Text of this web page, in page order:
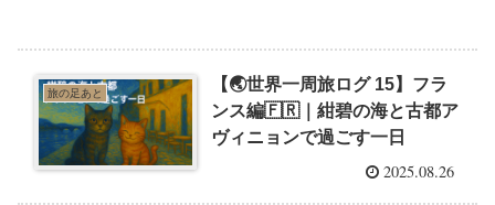
旅の足あと
【🌏世界一周旅ログ 15】フラ
ンス編🇫🇷｜紺碧の海と古都ア
ヴィニョンで過ごす一日
2025.08.26